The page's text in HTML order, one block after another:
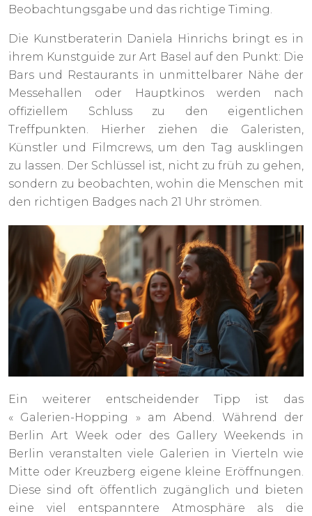
Beobachtungsgabe und das richtige Timing.
Die Kunstberaterin Daniela Hinrichs bringt es in
ihrem Kunstguide zur Art Basel auf den Punkt: Die
Bars und Restaurants in unmittelbarer Nähe der
Messehallen oder Hauptkinos werden nach
offiziellem Schluss zu den eigentlichen
Treffpunkten. Hierher ziehen die Galeristen,
Künstler und Filmcrews, um den Tag ausklingen
zu lassen. Der Schlüssel ist, nicht zu früh zu gehen,
sondern zu beobachten, wohin die Menschen mit
den richtigen Badges nach 21 Uhr strömen.
Ein weiterer entscheidender Tipp ist das
« Galerien-Hopping » am Abend. Während der
Berlin Art Week oder des Gallery Weekends in
Berlin veranstalten viele Galerien in Vierteln wie
Mitte oder Kreuzberg eigene kleine Eröffnungen.
Diese sind oft öffentlich zugänglich und bieten
eine viel entspanntere Atmosphäre als die